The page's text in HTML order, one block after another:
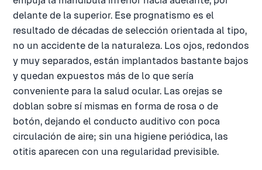
delante de la superior. Ese prognatismo es el
resultado de décadas de selección orientada al tipo,
no un accidente de la naturaleza. Los ojos, redondos
y muy separados, están implantados bastante bajos
y quedan expuestos más de lo que sería
conveniente para la salud ocular. Las orejas se
doblan sobre sí mismas en forma de rosa o de
botón, dejando el conducto auditivo con poca
circulación de aire; sin una higiene periódica, las
otitis aparecen con una regularidad previsible.